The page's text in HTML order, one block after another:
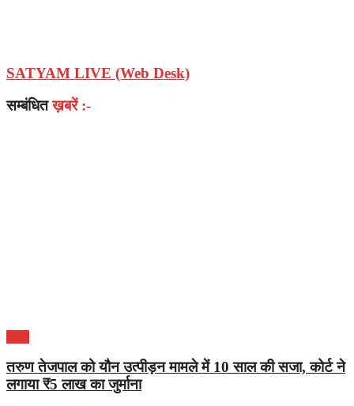
SATYAM LIVE (Web Desk)
सम्बंधितख़बरें :-
तरुण तेजपाल को यौन उत्पीड़न मामले में 10 साल की सजा, कोर्ट ने
लगाया ₹5 लाख का जुर्माना